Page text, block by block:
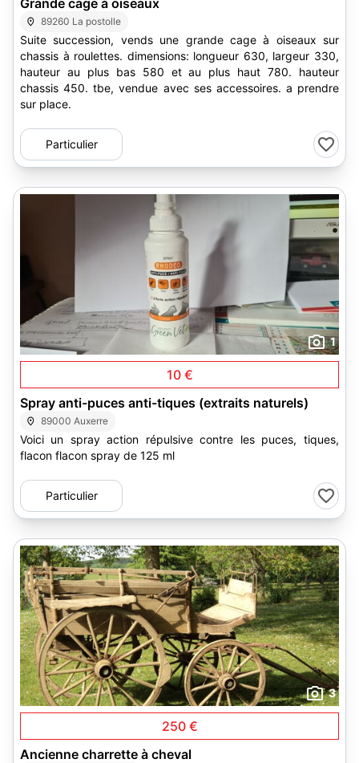
Grande cage à oiseaux
89260 La postolle
Suite succession, vends une grande cage à oiseaux sur
chassis à roulettes. dimensions: longueur 630, largeur 330,
hauteur au plus bas 580 et au plus haut 780. hauteur
chassis 450. tbe, vendue avec ses accessoires. a prendre
sur place.
Particulier
1
10 €
Spray anti-puces anti-tiques (extraits naturels)
89000 Auxerre
Voici un spray action répulsive contre les puces, tiques,
flacon flacon spray de 125 ml
Particulier
3
250 €
Ancienne charrette à cheval